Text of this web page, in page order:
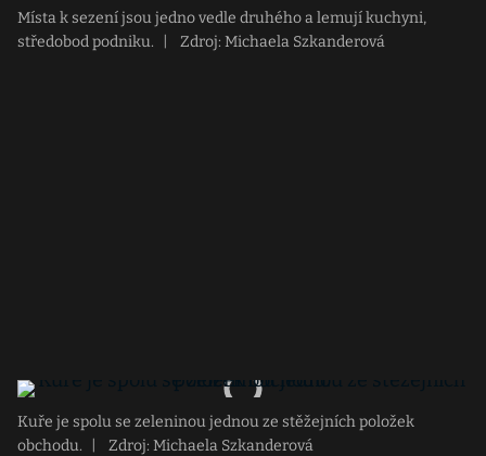
Místa k sezení jsou jedno vedle druhého a lemují kuchyni,
středobod podniku.
Zdroj: Michaela Szkanderová
Kuře je spolu se zeleninou jednou ze stěžejních položek
obchodu.
Zdroj: Michaela Szkanderová